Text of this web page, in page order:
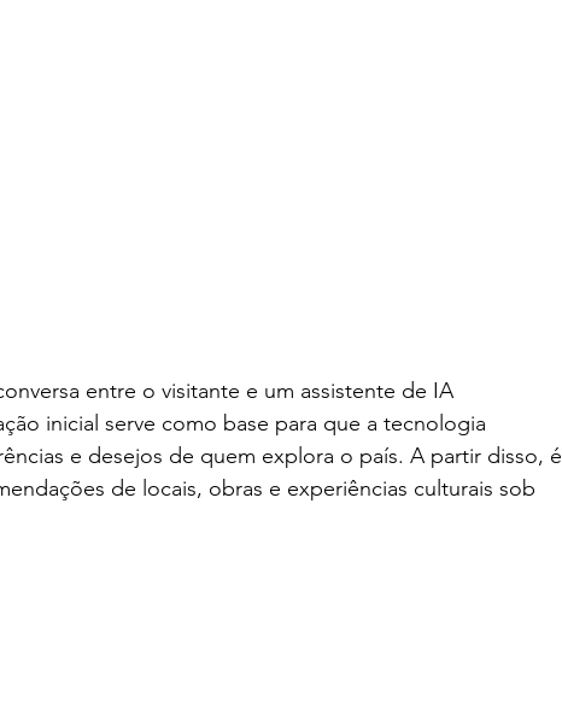
entre o visitante e um assistente de IA
inicial serve como base para que a tecnologia
e desejos de quem explora o país. A partir disso, é
de locais, obras e experiências culturais sob